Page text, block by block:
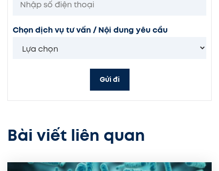
Chọn dịch vụ tư vấn / Nội dung yêu cầu
Gửi đi
Bài viết liên quan